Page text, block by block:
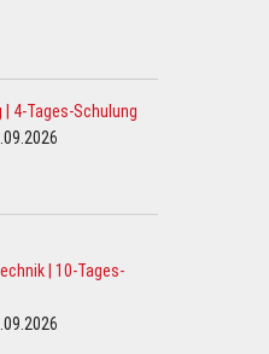
| 4-Tages-Schulung
| 10-Tages-